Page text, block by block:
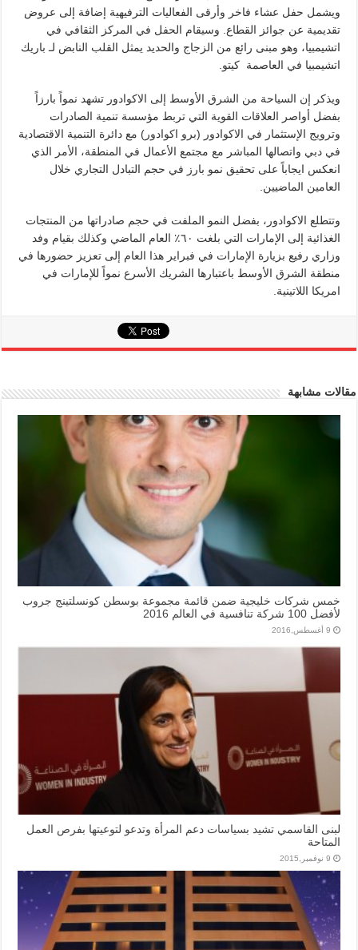
ويشمل حفل عشاء فاخر وأرقى الفعاليات الترفيهية إضافة إلى عروض
تقديمية عن جوائز القطاع. وسيقام الحفل في المركز الثقافي في
اتشيمبيا، وهو مبنى رائع من الزجاج والحديد يمثل القلب النابض لـ باريك
اتشيمبيا في العاصمة كيتو.
ويذكر إن السياحة من الشرق الأوسط إلى الاكوادور تشهد نمواً بارزاً
بفضل أواصر العلاقات القوية التي تربط مؤسسة تنمية الصادرات
وترويج الإستثمار في الاكوادور (برو اكوادور) مع دائرة التنمية الاقتصادية
في دبي واتصالها المباشر مع مجتمع الأعمال في المنطقة، الأمر الذي
انعكس ايجاباً على تحقيق نمو بارز في حجم التبادل التجاري خلال
العامين الماضيين.
وتتطلع الاكوادور، بفضل النمو الملفت في حجم صادراتها من المنتجات
الغذائية إلى الإمارات التي بلغت ٦٠٪ العام الماضي وكذلك بقيام وفد
وزاري رفيع بزيارة الإمارات في فبراير هذا العام إلى تعزيز حضورها في
منطقة الشرق الأوسط باعتبارها الشريك الأسرع نمواً للإمارات في
امريكا اللاتينية.
مقالات مشابهة
خمس شركات خليجية ضمن قائمة مجموعة بوسطن كونسلتينج جروب
لأفضل 100 شركة تنافسية في العالم 2016
9 أغسطس,2016
لبنى القاسمي تشيد بسياسات دعم المرأة وتدعو لتوعيتها بفرص العمل
المتاحة
9 نوفمبر,2015